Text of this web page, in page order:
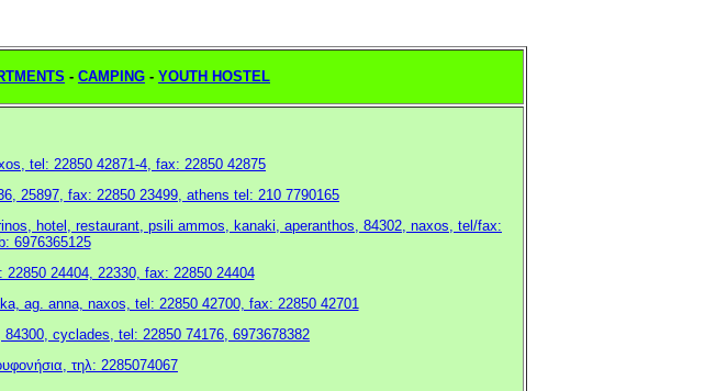
- CAMPING - YOUTH HOSTEL
tel: 22850 42871-4, fax: 22850 42875
25897, fax: 22850 23499, athens tel: 210 7790165
hotel, restaurant, psili ammos, kanaki, aperanthos, 84302, naxos, tel/fax:
6976365125
24404, 22330, fax: 22850 24404
ag. anna, naxos, tel: 22850 42700, fax: 22850 42701
cyclades, tel: 22850 74176, 6973678382
τηλ: 2285074067